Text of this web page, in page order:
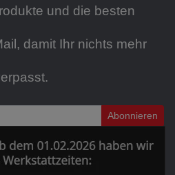
und die besten
damit Ihr nichts mehr
Abonnieren
jederzeit kostenlos